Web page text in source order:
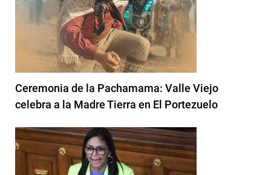
Ceremonia de la Pachamama: Valle Viejo
celebra a la Madre Tierra en El Portezuelo